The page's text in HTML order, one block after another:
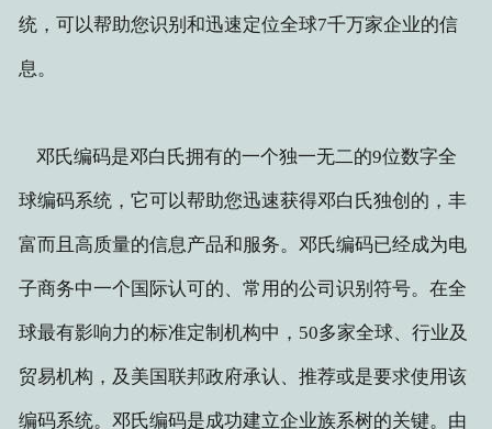
统，可以帮助您识别和迅速定位全球7千万家企业的信
息。
邓氏编码是邓白氏拥有的一个独一无二的9位数字全
球编码系统，它可以帮助您迅速获得邓白氏独创的，丰
富而且高质量的信息产品和服务。邓氏编码已经成为电
子商务中一个国际认可的、常用的公司识别符号。在全
球最有影响力的标准定制机构中，50多家全球、行业及
贸易机构，及美国联邦政府承认、推荐或是要求使用该
编码系统。邓氏编码是成功建立企业族系树的关键。由